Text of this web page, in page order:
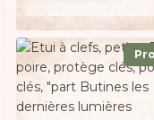
35,00 €.